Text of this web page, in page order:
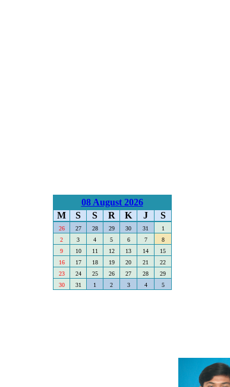
08 August 2026
M
S S R K J S
26 27 28 29 30 31
1
2
3 4 5 6 7
8
9
10 11 12 13 14
15
16
17 18 19 20 21
22
23
24 25 26 27 28
29
30
31 1 2 3 4 5